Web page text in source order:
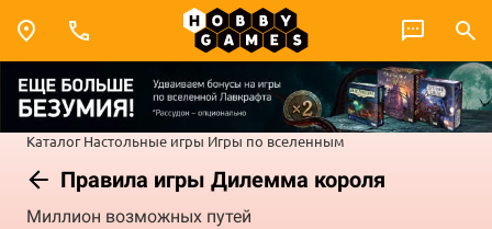
Каталог Настольные игры Игры по вселенным
Правила игры Дилемма короля
Миллион возможных путей